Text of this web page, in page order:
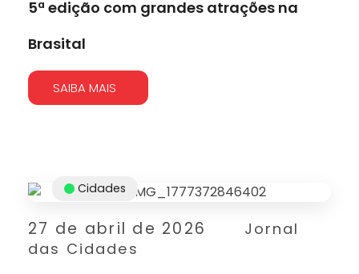
5ª edição com grandes atrações na
Brasital
SAIBA MAIS
27 de abril de 2026
Jornal
das Cidades
Cidades